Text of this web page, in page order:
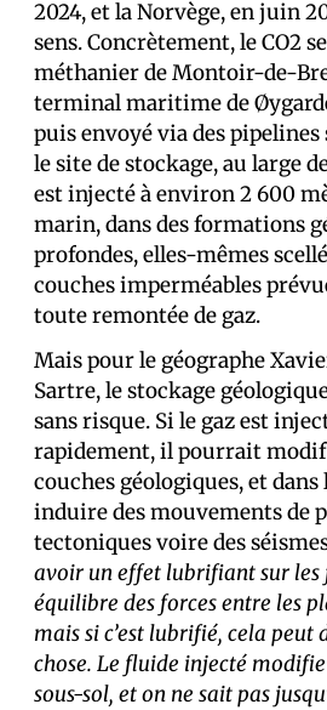
2024, et la Norvège, en juin
sens. Concrètement, le CO2
méthanier de Montoir-de-
terminal maritime de
puis envoyé via des
le site de stockage, au large
est injecté à environ 2 600
marin, dans des formations
profondes, elles-mêmes
couches imperméables
toute remontée de gaz.
Mais pour le géographe
Sartre, le stockage géologique
sans risque. Si le gaz est
rapidement, il pourrait
couches géologiques, et dans
induire des mouvements de
tectoniques voire des
avoir un effet lubrifiant sur les
équilibre des forces entre les
mais si c’est lubrifié, cela peut
chose. Le fluide injecté
sous-sol, et on ne sait pas